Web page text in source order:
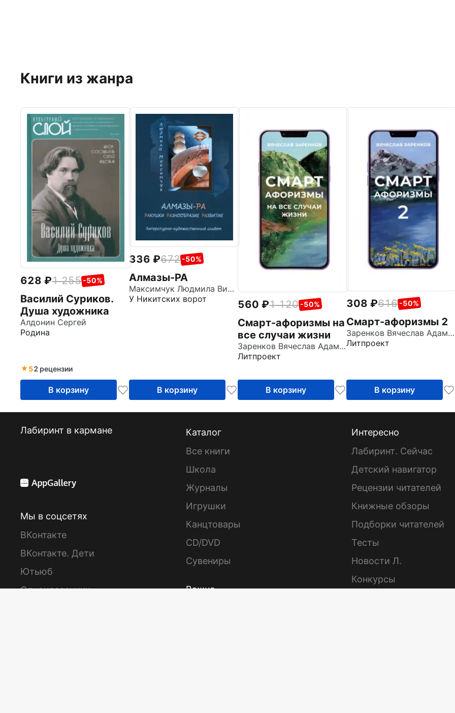
Книги из жанра
628 1 255 -50%
Василий Суриков.
Душа художника
Алдонин Сергей
Родина
52 рецензии
В корзину
336 672 -50%
Алмазы-РА
Максимчук Людмила Викторовна
У Никитских ворот
В корзину
560 1 120 -50%
Смарт-афоризмы на
все случаи жизни
Заренков Вячеслав Адамович
Литпроект
В корзину
308 616 -50%
Смарт-афоризмы 2
Заренков Вячеслав Адамович
Литпроект
В корзину
Лабиринт в кармане
Мы в соцсетях
ВКонтакте
ВКонтакте. Дети
Ютьюб
Одноклассники
Каталог
Все книги
Школа
Журналы
Игрушки
Канцтовары
CD/DVD
Сувениры
Важно
Интересно
Лабиринт. Сейчас
Детский навигатор
Рецензии читателей
Книжные обзоры
Подборки читателей
Тесты
Новости Л.
Конкурсы